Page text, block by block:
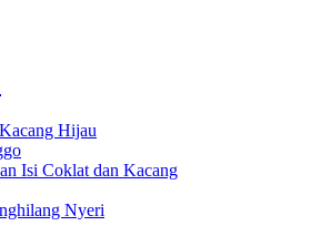
Hijau
Isi Coklat dan Kacang
Nyeri